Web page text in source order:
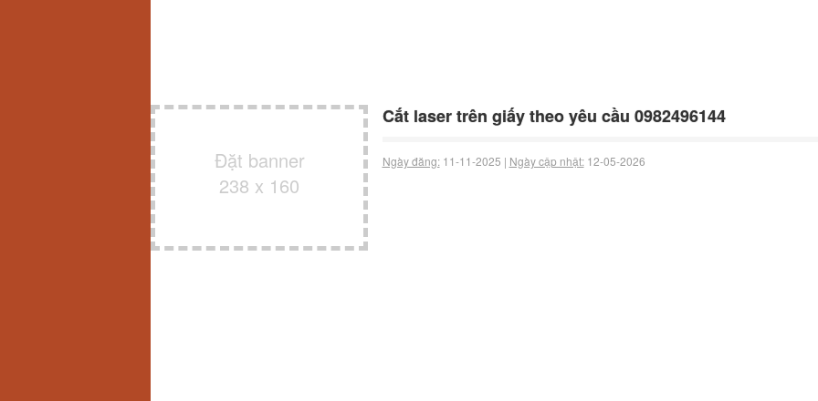
Đặt banner
238 x 160
Cắt laser trên giấy theo yêu cầu 0982496144
Ngày đăng:11-11-2025 | Ngày cập nhật:12-05-2026